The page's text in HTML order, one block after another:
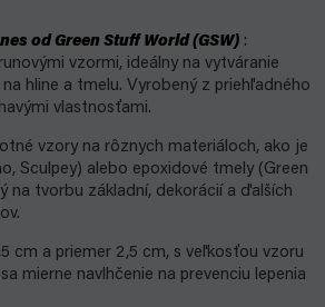
od Green Stuff World (GSW) :
vzormi, ideálny na vytváranie
hline a tmelu. Vyrobený z priehľadného
vlastnosťami.
vzory na rôznych materiáloch, ako je
Sculpey) alebo epoxidové tmely (Green
na tvorbu základní, dekorácií a ďalších
cm a priemer 2,5 cm, s veľkosťou vzoru
mierne navlhčenie na prevenciu lepenia